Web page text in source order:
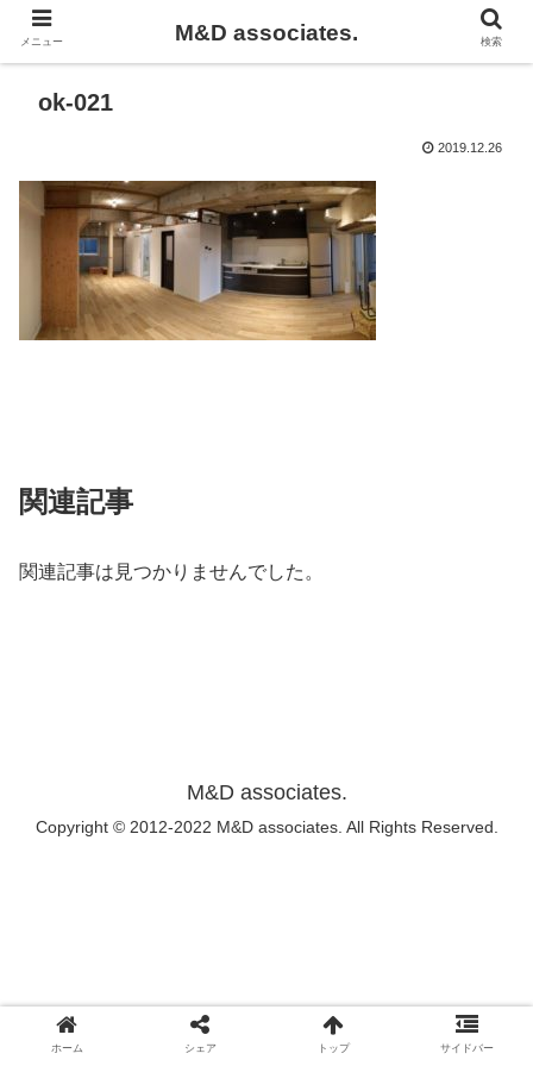
ok-021
2019.12.26
関連記事
関連記事は見つかりませんでした。
M&D associates.
Copyright © 2012-2022 M&D associates. All Rights Reserved.
メニュー M&D associates. 検索
ホーム シェア トップ サイドバー